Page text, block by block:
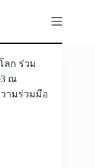
ลก ร่วม
ณ
วามร่วมมือ